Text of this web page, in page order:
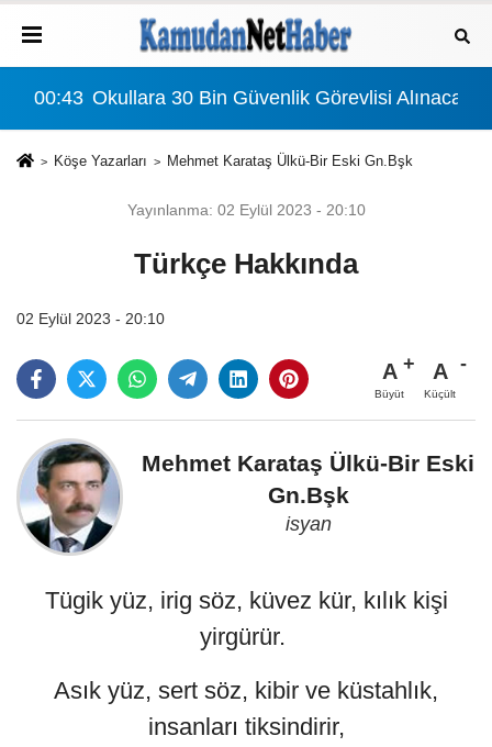
Detaylar Ve Başvuru Süreci
00:43 Okullara 30 Bin Güvenlik Görevlisi Alınacak:
Köşe Yazarları Mehmet Karataş Ülkü-Bir Eski Gn.Bşk
Yayınlanma: 02 Eylül 2023 - 20:10
Türkçe Hakkında
02 Eylül 2023 - 20:10
A
Büyüt
A
Küçült
Mehmet Karataş Ülkü-Bir Eski
Gn.Bşk
isyan
Tügik yüz, irig söz, küvez kür, kılık kişi
yirgürür.
Asık yüz, sert söz, kibir ve küstahlık,
insanları tiksindirir,